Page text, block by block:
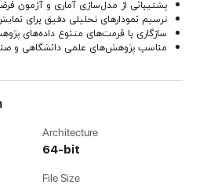
پشتیبانی از مدل‌سازی آماری و آزمون
ترسیم نمودارهای تحلیلی دقیق برای
سازگاری با فرمت‌های متنوع داده‌های
مناسب پژوهش‌های علمی دانشگاهی و
Architecture
64-bit
File Size